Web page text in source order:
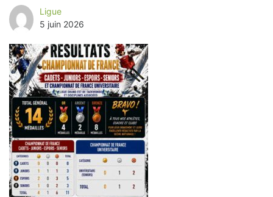
Ligue
5 juin 2026